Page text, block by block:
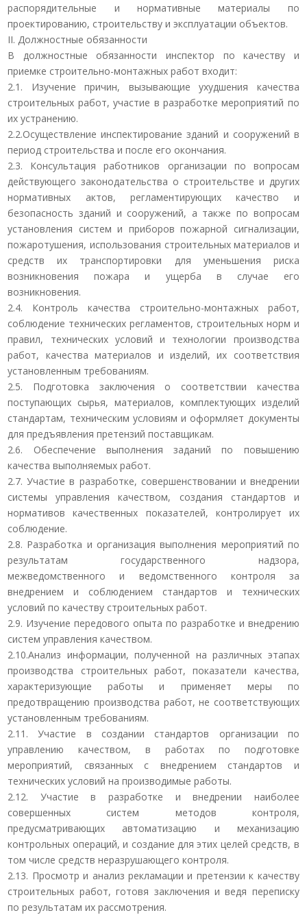
распорядительные и нормативные материалы по
проектированию, строительству и эксплуатации объектов.
II. Должностные обязанности
В должностные обязанности инспектор по качеству и
приемке строительно-монтажных работ входит:
2.1. Изучение причин, вызывающие ухудшения качества
строительных работ, участие в разработке мероприятий по
их устранению.
2.2.Осуществление инспектирование зданий и сооружений в
период строительства и после его окончания.
2.3. Консультация работников организации по вопросам
действующего законодательства о строительстве и других
нормативных актов, регламентирующих качество и
безопасность зданий и сооружений, а также по вопросам
установления систем и приборов пожарной сигнализации,
пожаротушения, использования строительных материалов и
средств их транспортировки для уменьшения риска
возникновения пожара и ущерба в случае его
возникновения.
2.4. Контроль качества строительно-монтажных работ,
соблюдение технических регламентов, строительных норм и
правил, технических условий и технологии производства
работ, качества материалов и изделий, их соответствия
установленным требованиям.
2.5. Подготовка заключения о соответствии качества
поступающих сырья, материалов, комплектующих изделий
стандартам, техническим условиям и оформляет документы
для предъявления претензий поставщикам.
2.6. Обеспечение выполнения заданий по повышению
качества выполняемых работ.
2.7. Участие в разработке, совершенствовании и внедрении
системы управления качеством, создания стандартов и
нормативов качественных показателей, контролирует их
соблюдение.
2.8. Разработка и организация выполнения мероприятий по
результатам государственного надзора,
межведомственного и ведомственного контроля за
внедрением и соблюдением стандартов и технических
условий по качеству строительных работ.
2.9. Изучение передового опыта по разработке и внедрению
систем управления качеством.
2.10.Анализ информации, полученной на различных этапах
производства строительных работ, показатели качества,
характеризующие работы и применяет меры по
предотвращению производства работ, не соответствующих
установленным требованиям.
2.11. Участие в создании стандартов организации по
управлению качеством, в работах по подготовке
мероприятий, связанных с внедрением стандартов и
технических условий на производимые работы.
2.12. Участие в разработке и внедрении наиболее
совершенных систем методов контроля,
предусматривающих автоматизацию и механизацию
контрольных операций, и создание для этих целей средств, в
том числе средств неразрушающего контроля.
2.13. Просмотр и анализ рекламации и претензии к качеству
строительных работ, готовя заключения и ведя переписку
по результатам их рассмотрения.